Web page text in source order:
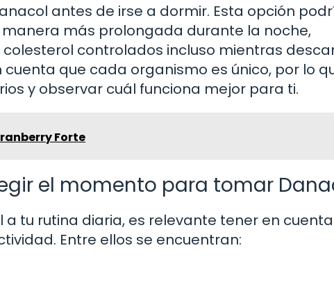
antes de irse a dormir. Esta opción
más prolongada durante la noche,
controlados incluso mientras
que cada organismo es único, por lo
y observar cuál funciona mejor para ti.
Forte
el momento para tomar
tu rutina diaria, es relevante tener en
Entre ellos se encuentran: